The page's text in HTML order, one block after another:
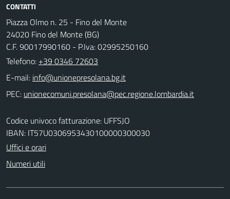
CONTATTI
Piazza Olmo n. 25 - Fino del Monte
24020 Fino del Monte (BG)
C.F. 90017990160 - P.Iva: 02995250160
Telefono: +39 0346 72603
E-mail:
PEC:
Codice univoco fatturazione: UFFSJO
IBAN: IT57U0306953430100000300030
Uffici e orari
Numeri utili